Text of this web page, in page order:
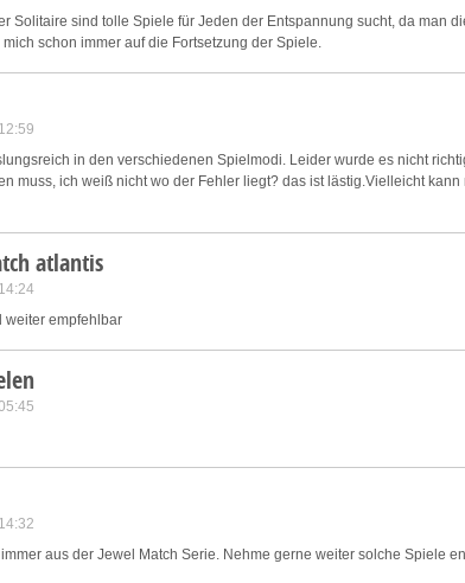
Solitaire sind tolle Spiele für Jeden der Entspannung sucht, da man
schon immer auf die Fortsetzung der Spiele.
in den verschiedenen Spielmodi. Leider wurde es nicht
muss, ich weiß nicht wo der Fehler liegt? das ist lästig.Vielleicht kann
atlantis
weiter empfehlbar
aus der Jewel Match Serie. Nehme gerne weiter solche Spiele